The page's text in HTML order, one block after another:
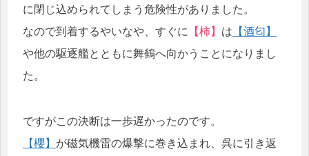
に閉じ込められてしまう危険性がありました。
なので到着するやいなや、すぐに 【柿】 は 【酒匂】
や他の駆逐艦とともに舞鶴へ向かうことになりまし
た。
ですがこの決断は一歩遅かったのです。
【櫻】 が磁気機雷の爆撃に巻き込まれ、呉に引き返